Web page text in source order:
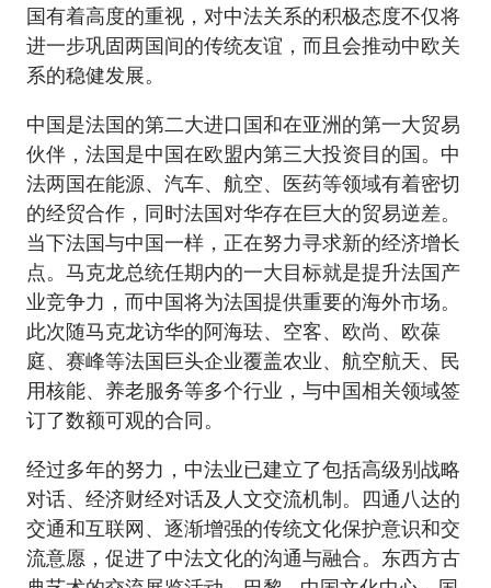
国有着高度的重视，对中法关系的积极态度不仅将
进一步巩固两国间的传统友谊，而且会推动中欧关
系的稳健发展。
中国是法国的第二大进口国和在亚洲的第一大贸易
伙伴，法国是中国在欧盟内第三大投资目的国。中
法两国在能源、汽车、航空、医药等领域有着密切
的经贸合作，同时法国对华存在巨大的贸易逆差。
当下法国与中国一样，正在努力寻求新的经济增长
点。马克龙总统任期内的一大目标就是提升法国产
业竞争力，而中国将为法国提供重要的海外市场。
此次随马克龙访华的阿海珐、空客、欧尚、欧葆
庭、赛峰等法国巨头企业覆盖农业、航空航天、民
用核能、养老服务等多个行业，与中国相关领域签
订了数额可观的合同。
经过多年的努力，中法业已建立了包括高级别战略
对话、经济财经对话及人文交流机制。四通八达的
交通和互联网、逐渐增强的传统文化保护意识和交
流意愿，促进了中法文化的沟通与融合。东西方古